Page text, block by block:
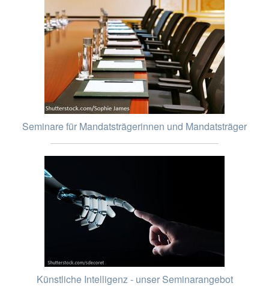
Seminare für Mandatsträgerinnen und Mandatsträger
Künstliche Intelligenz - unser Seminarangebot